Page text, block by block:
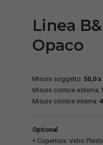
Linea
Opaco
Misure soggetto: 50,0 x
Misure cornice esterna:
Misure cornice interna:
Optional
+ Copertura: Vetro